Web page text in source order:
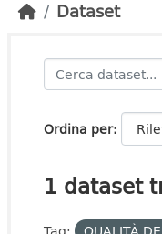
Dataset
Ordina per
1 dataset